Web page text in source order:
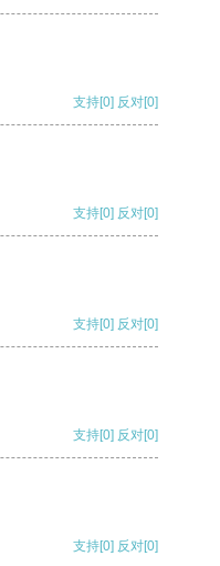
支持[0] 反对[0]
支持[0] 反对[0]
支持[0] 反对[0]
支持[0] 反对[0]
支持[0] 反对[0]